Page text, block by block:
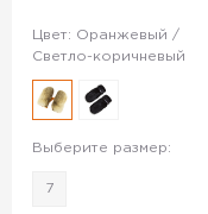
Цвет: Оранжевый /
Светло-коричневый
Выберите размер:
7